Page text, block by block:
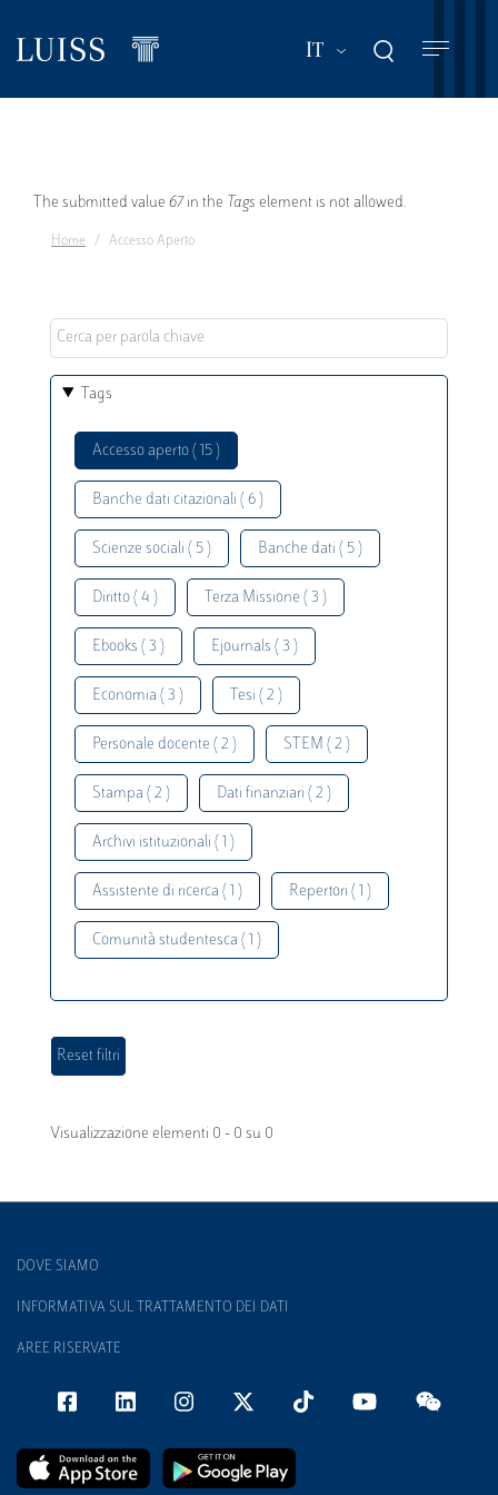
contenuto
IT Mostra ulteriori
Messaggio
di
The submitted value 67 in the Tags element is not allowed.
Home Accesso Aperto
Tags
Accesso aperto ( 15 )
Banche dati citazionali ( 6 )
Scienze sociali ( 5 ) Banche dati ( 5 )
Diritto ( 4 ) Terza Missione ( 3 )
Ebooks ( 3 ) Ejournals ( 3 )
Economia ( 3 ) Tesi ( 2 )
Personale docente ( 2 ) STEM ( 2 )
Stampa ( 2 ) Dati finanziari ( 2 )
Archivi istituzionali ( 1 )
Assistente di ricerca ( 1 ) Repertori ( 1 )
Comunità studentesca ( 1 )
Visualizzazione elementi 0 - 0 su 0
DOVE SIAMO
INFORMATIVA SUL TRATTAMENTO DEI DATI
AREE RISERVATE